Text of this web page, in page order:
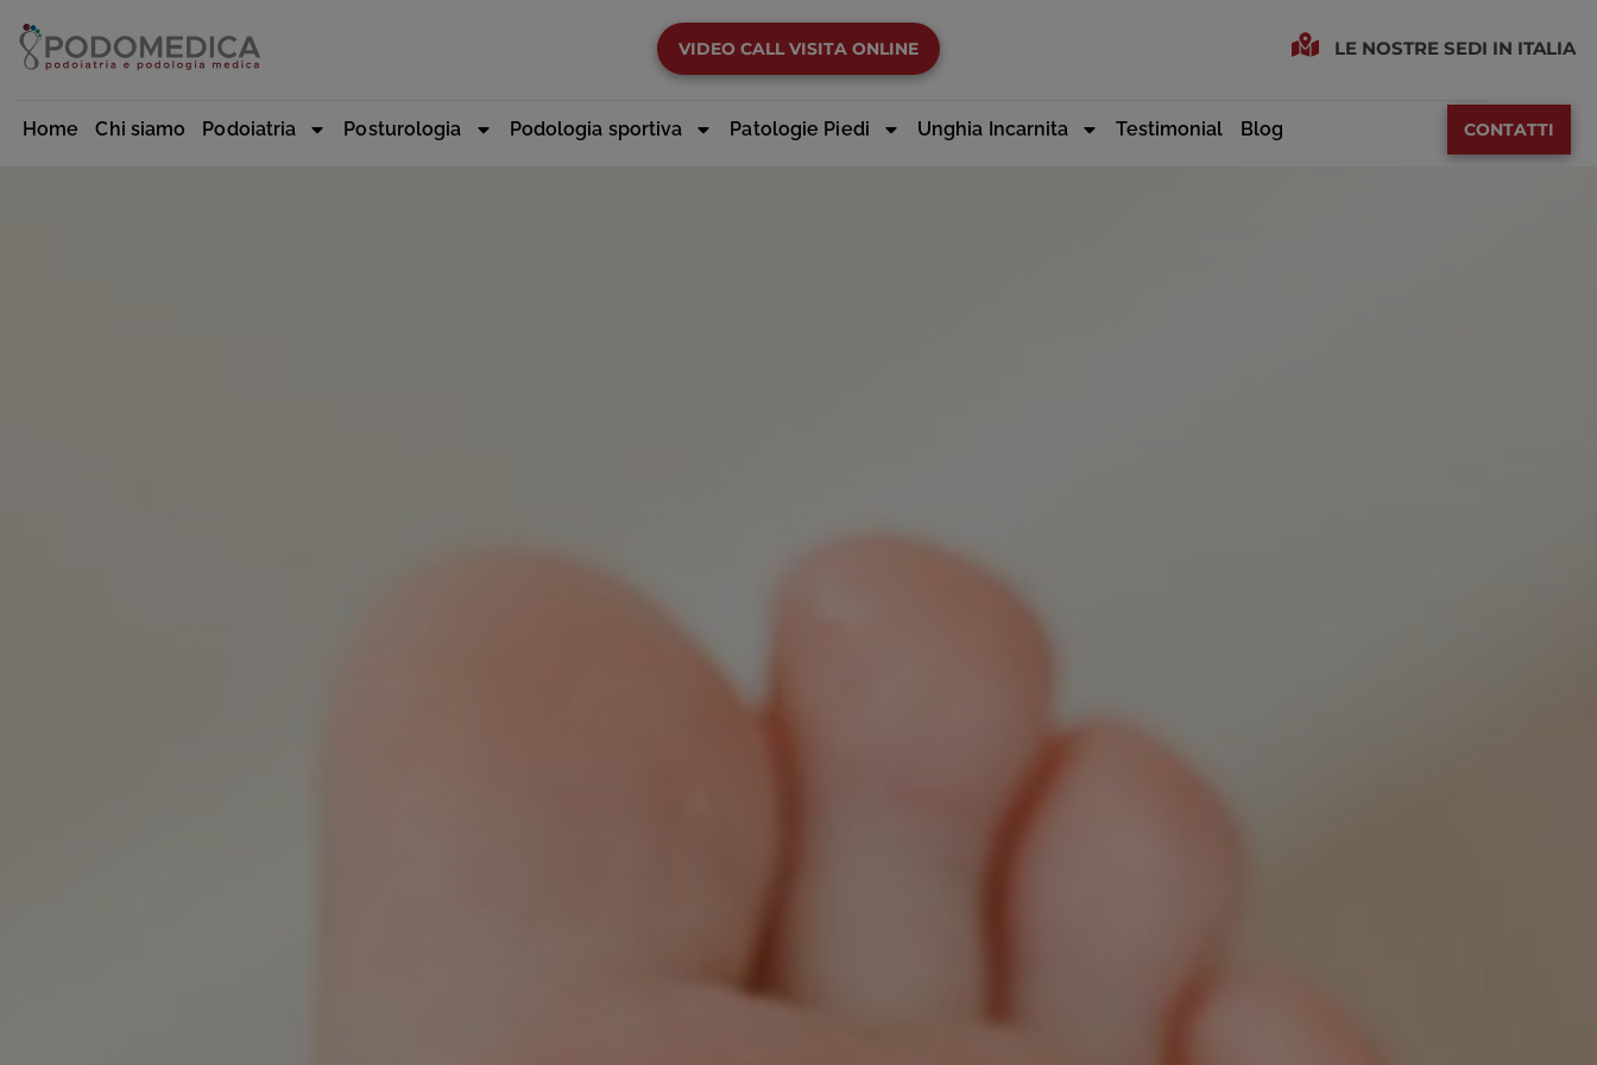
VIDEO CALL VISITA ONLINE LE NOSTRE SEDI IN ITALIA
Home Chi siamo Podoiatria Posturologia Podologia sportiva Patologie Piedi Unghia Incarnita Testimonial Blog CONTATTI